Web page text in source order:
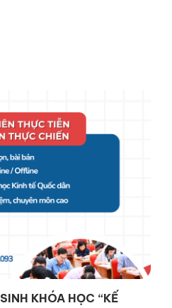
KHÓA HỌC “KẾ